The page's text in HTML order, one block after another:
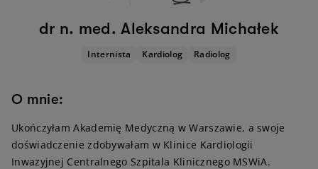
dr n. med. Aleksandra Michałek
Internista Kardiolog Radiolog
O mnie:
Ukończyłam Akademię Medyczną w Warszawie, a swoje
doświadczenie zdobywałam w Klinice Kardiologii
Inwazyjnej Centralnego Szpitala Klinicznego MSWiA.